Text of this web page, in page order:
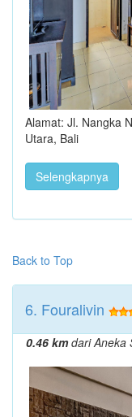
Alamat: Jl. Nangka
Utara, Bali
Selengkapnya
Back to Top
6. Fouralivin
0.46 kmdari Aneka